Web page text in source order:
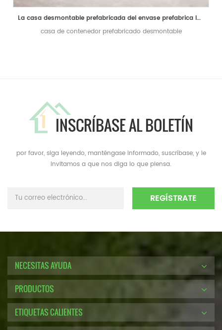
La casa desmontable prefabricada del envase prefabrica las casas minúsculas para el campo del trabajador
casa de contenedor prefabricado desmontable
INSCRÍBASE AL BOLETÍN
por favor, siga leyendo, manténgase informado, suscríbase, y le
invitamos a que nos diga lo que piensa.
NECESITAS AYUDA
PRODUCTOS
ETIQUETAS CALIENTES